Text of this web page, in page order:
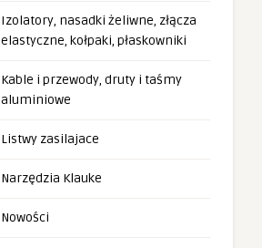
Izolatory, nasadki żeliwne, złącza
elastyczne, kołpaki, płaskowniki
Kable i przewody, druty i taśmy
aluminiowe
Listwy zasilajace
Narzędzia Klauke
Nowości